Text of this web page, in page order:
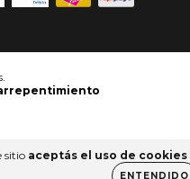
sitio aceptás el uso de cookies
ENTENDIDO